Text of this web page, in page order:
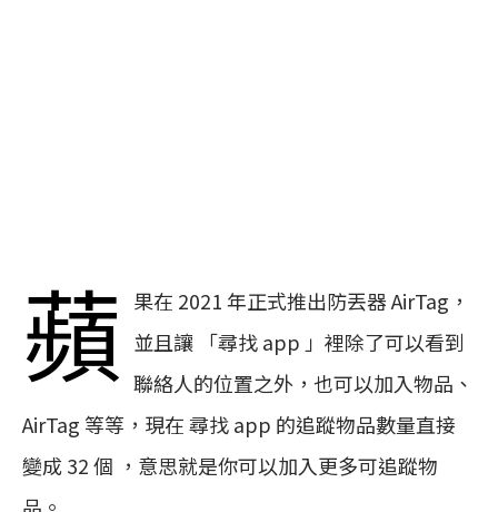
蘋
果在 2021 年正式推出防丟器 AirTag，
並且讓 「尋找 app 」裡除了可以看到
聯絡人的位置之外，也可以加入物品、
AirTag 等等，現在 尋找 app 的追蹤物品數量直接
變成 32 個 ，意思就是你可以加入更多可追蹤物